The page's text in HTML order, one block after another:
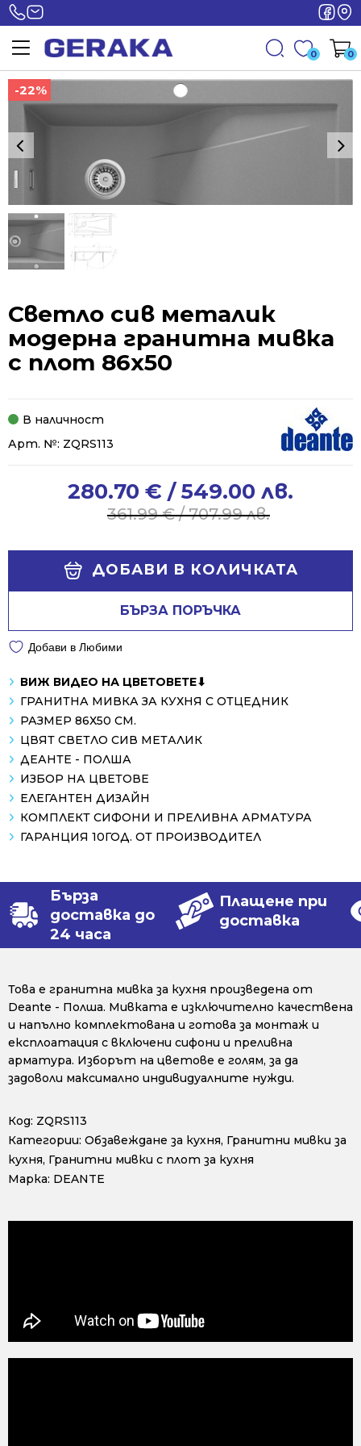
0 0
-22%
-22%
Светло сив металик
модерна гранитна мивка
с плот 86x50
В наличност
Арт. №: ZQRS113
361.99€/ 707.99 лв.
361.99 €
280.70 € / 549.00 лв.
280.70 €
ДОБАВИ В КОЛИЧКАТА
БЪРЗА ПОРЪЧКА
Добави в Любими
ВИЖ ВИДЕО НА ЦВЕТОВЕТЕ⬇
ГРАНИТНА МИВКА ЗА КУХНЯ С ОТЦЕДНИК
РАЗМЕР 86Х50 СМ.
ЦВЯТ СВЕТЛО СИВ МЕТАЛИК
ДЕАНТЕ - ПОЛША
ИЗБОР НА ЦВЕТОВЕ
ЕЛЕГАНТЕН ДИЗАЙН
КОМПЛЕКТ СИФОНИ И ПРЕЛИВНА АРМАТУРА
ГАРАНЦИЯ 10ГОД. ОТ ПРОИЗВОДИТЕЛ
Бърза
доставка до
24 часа
Плащене при
доставка
Това е гранитна мивка за кухня произведена от
Deante - Полша. Мивката е изключително качествена
и напълно комплектована и готова за монтаж и
експлоатация с включени сифони и преливна
арматура. Изборът на цветове е голям, за да
задоволи максимално индивидуалните нужди.
Код: ZQRS113
Категории: Обзавеждане за кухня, Гранитни мивки за
кухня, Гранитни мивки с плот за кухня
Марка: DEANTE